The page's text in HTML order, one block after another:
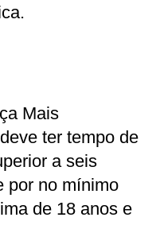
Mais
ter tempo de
a seis
por no mínimo
de 18 anos e